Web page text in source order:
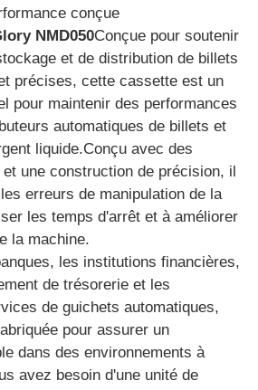
conçue
NMD050Conçue pour soutenir
et de distribution de billets
précises, cette cassette est un
pour maintenir des performances
automatiques de billets et
liquide.Conçu avec des
une construction de précision, il
erreurs de manipulation de la
les temps d'arrêt et à améliorer
la machine.
les institutions financières,
de trésorerie et les
de guichets automatiques,
pour assurer un
dans des environnements à
avez besoin d'une unité de